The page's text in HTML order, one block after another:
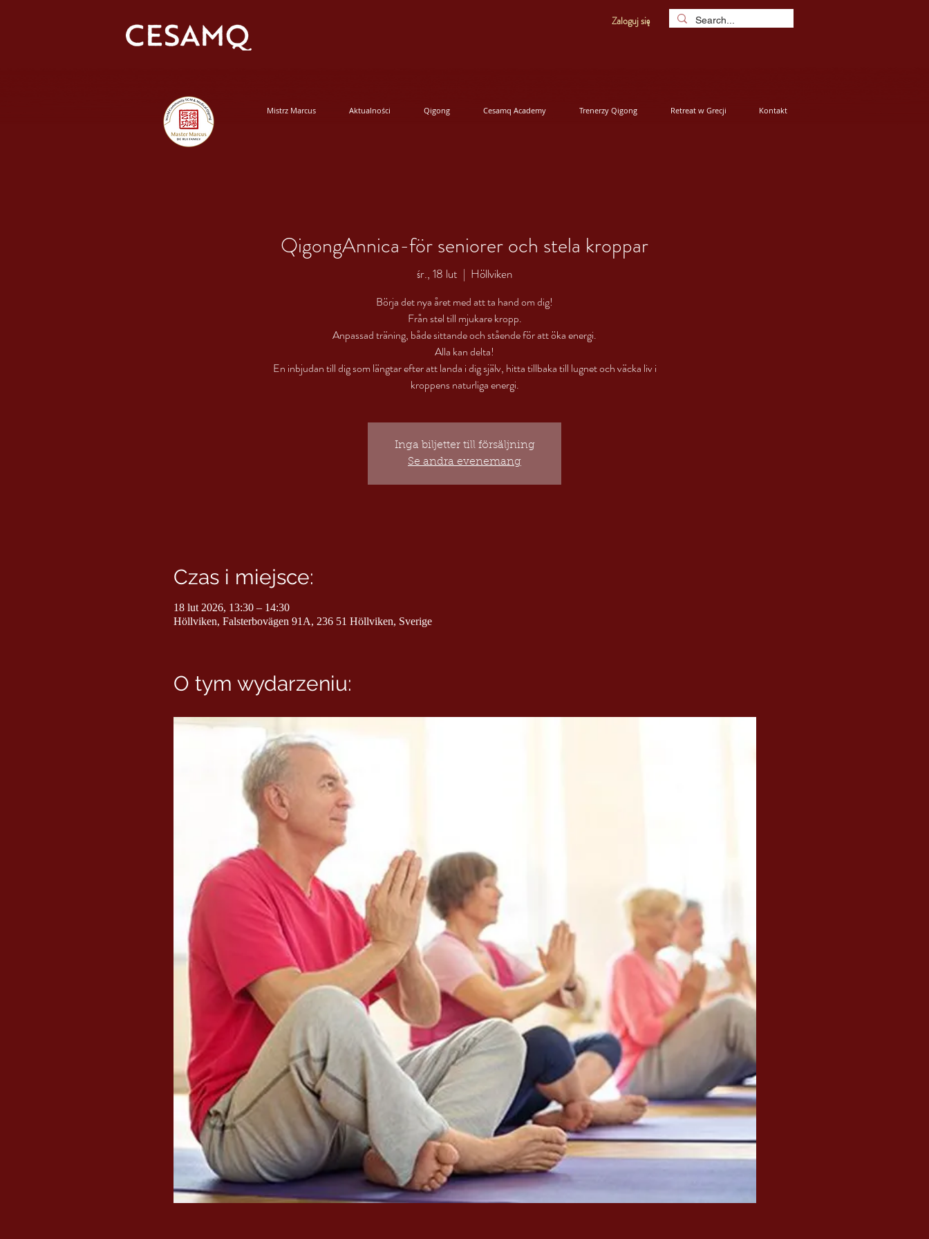
Zaloguj się
Mistrz Marcus Aktualności Qigong Cesamq Academy Trenerzy Qigong Retreat w Grecji Kontakt
QigongAnnica-för seniorer och stela kroppar
śr., 18 lut
  |
Höllviken
Börja det nya året med att ta hand om dig!
Från stel till mjukare kropp.
Anpassad träning, både sittande och stående för att öka energi.
Alla kan delta!
En inbjudan till dig som längtar efter att landa i dig själv, hitta tillbaka till lugnet och väcka liv i
Inga biljetter till försäljning
Se andra evenemang
Czas i miejsce:
18 lut 2026, 13:30 – 14:30
Höllviken, Falsterbovägen 91A, 236 51 Höllviken, Sverige
O tym wydarzeniu: